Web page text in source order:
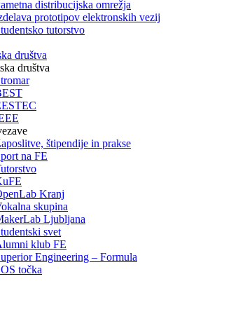
distribucijska omrežja
prototipov elektronskih vezij
tutorstvo
društva
društva
štipendije in prakse
na FE
Kranj
skupina
Ljubljana
svet
klub FE
Engineering – Formula
točka